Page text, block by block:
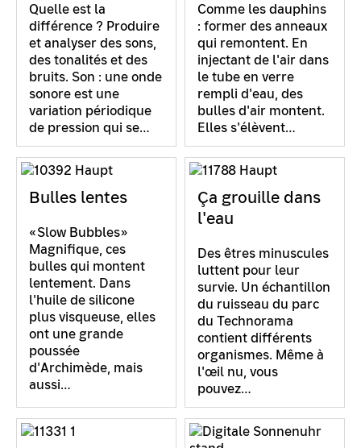
Quelle est la
différence ? Produire
et analyser des sons,
des tonalités et des
bruits. Son : une onde
sonore est une
variation périodique
de pression qui se…
Comme les dauphins
: former des anneaux
qui remontent. En
injectant de l'air dans
le tube en verre
rempli d'eau, des
bulles d'air montent.
Elles s'élèvent…
Bulles lentes
«Slow Bubbles»
Magnifique, ces
bulles qui montent
lentement. Dans
l'huile de silicone
plus visqueuse, elles
ont une grande
poussée
d'Archimède, mais
aussi…
Ça grouille dans
l'eau
Des êtres minuscules
luttent pour leur
survie. Un échantillon
du ruisseau du parc
du Technorama
contient différents
organismes. Même à
l'œil nu, vous
pouvez…